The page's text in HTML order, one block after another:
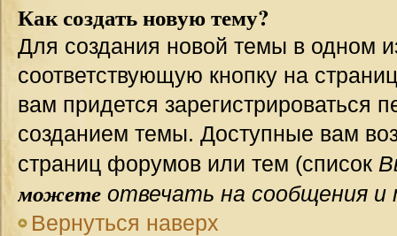
Как создать новую тему?
Для создания новой темы в одном
соответствующую кнопку на
вам придется зарегистрироваться
созданием темы. Доступные вам
страниц форумов или тем (список
можете отвечать на сообщения и
Вернуться наверх